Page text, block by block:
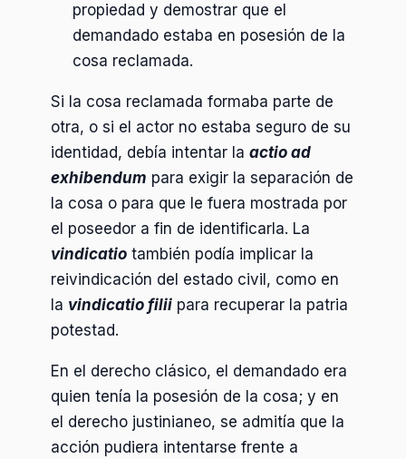
propiedad y demostrar que el
demandado estaba en posesión de la
cosa reclamada.
Si la cosa reclamada formaba parte de
otra, o si el actor no estaba seguro de su
identidad, debía intentar la actio ad
exhibendum para exigir la separación de
la cosa o para que le fuera mostrada por
el poseedor a fin de identificarla. La
vindicatio también podía implicar la
reivindicación del estado civil, como en
la vindicatio filii para recuperar la patria
potestad.
En el derecho clásico, el demandado era
quien tenía la posesión de la cosa; y en
el derecho justinianeo, se admitía que la
acción pudiera intentarse frente a